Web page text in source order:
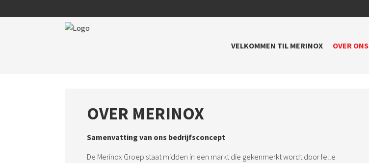
VELKOMMEN TIL MERINOX OVER ONS
OVER MERINOX
Samenvatting van ons bedrijfsconcept
De Merinox Groep staat midden in een markt die gekenmerkt wordt door felle